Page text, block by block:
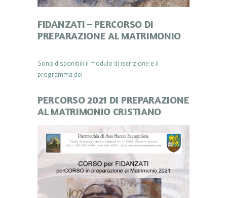
FIDANZATI – PERCORSO DI
PREPARAZIONE AL MATRIMONIO
Sono disponibili il modulo di iscrizione e il
programma del
PERCORSO 2021 DI PREPARAZIONE
AL MATRIMONIO CRISTIANO